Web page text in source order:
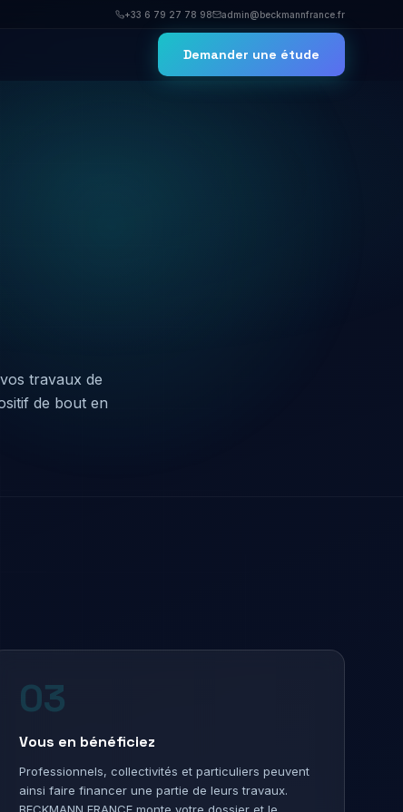
+33 6 79 27 78 98 admin@beckmannfrance.fr
Demander une étude
travaux de
de bout en
03
Vous en bénéficiez
Professionnels, collectivités et particuliers peuvent
ainsi faire financer une partie de leurs travaux.
BECKMANN FRANCE monte votre dossier et le